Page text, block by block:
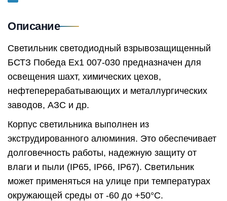
Описание
Светильник светодиодный взрывозащищенный
БСТЗ Победа Ex1 007-030 предназначен для
освещения шахт, химических цехов,
нефтеперерабатывающих и металлургических
заводов, АЗС и др.
Корпус светильника выполнен из
экструдированного алюминия. Это обеспечивает
долговечность работы, надежную защиту от
влаги и пыли (IP65, IP66, IP67). Светильник
может применяться на улице при температурах
окружающей среды от -60 до +50°C.